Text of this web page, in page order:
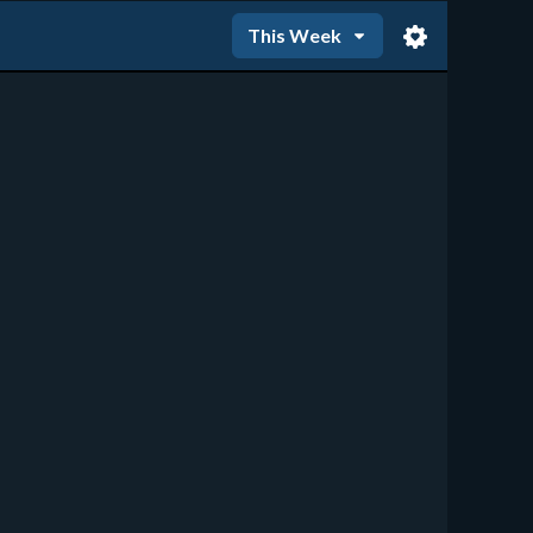
This Week